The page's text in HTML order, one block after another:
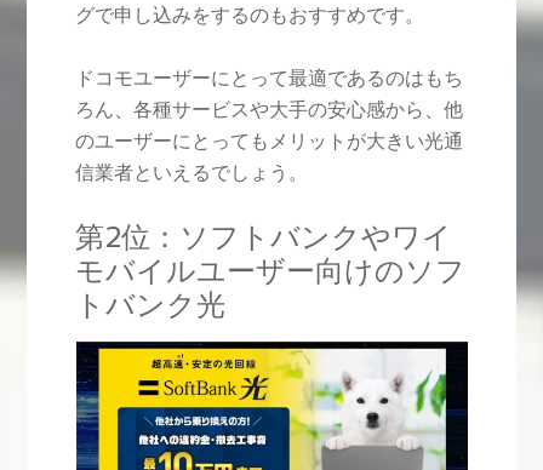
グで申し込みをするのもおすすめです。
ドコモユーザーにとって最適であるのはもち
ろん、各種サービスや大手の安心感から、他
のユーザーにとってもメリットが大きい光通
信業者といえるでしょう。
第2位：ソフトバンクやワイ
モバイルユーザー向けのソフ
トバンク光